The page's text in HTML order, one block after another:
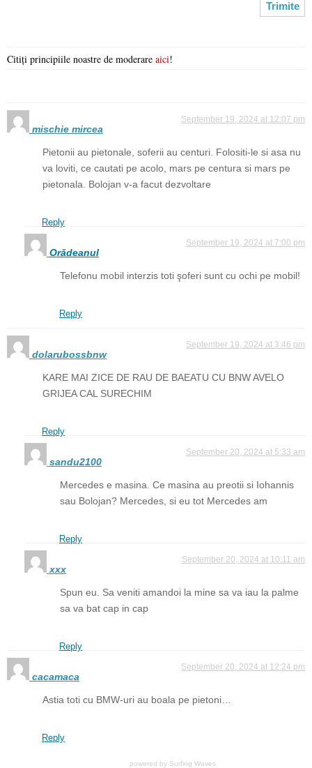
Citiți principiile noastre de moderare aici!
mischie mircea
September 19, 2024 at 12:07 pm
Pietonii au pietonale, soferii au centuri. Folositi-le si asa nu
va loviti, ce cautati pe acolo, mars pe centura si mars pe
pietonala. Bolojan v-a facut dezvoltare
Reply
Orădeanul
September 19, 2024 at 7:00 pm
Telefonu mobil interzis toti şoferi sunt cu ochi pe mobil!
Reply
dolarubossbnw
September 19, 2024 at 3:46 pm
KARE MAI ZICE DE RAU DE BAEATU CU BNW AVELO
GRIJEA CAL SURECHIM
Reply
sandu2100
September 20, 2024 at 5:33 am
Mercedes e masina. Ce masina au preotii si Iohannis
sau Bolojan? Mercedes, si eu tot Mercedes am
Reply
xxx
September 20, 2024 at 10:11 am
Spun eu. Sa veniti amandoi la mine sa va iau la palme
sa va bat cap in cap
Reply
cacamaca
September 20, 2024 at 12:24 pm
Astia toti cu BMW-uri au boala pe pietoni…
Reply
powered by Surfing Waves